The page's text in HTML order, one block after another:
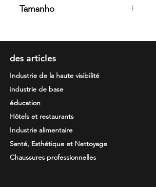
pelúcia cardada, 280 g/m2.
Tamanho
M · L · XL · 2XL · 3XL
des articles
Industrie de la haute visibilité
industrie de base
éducation
Hôtels et restaurants
Industrie alimentaire
Santé, Esthétique et Nettoyage
Chaussures professionnelles